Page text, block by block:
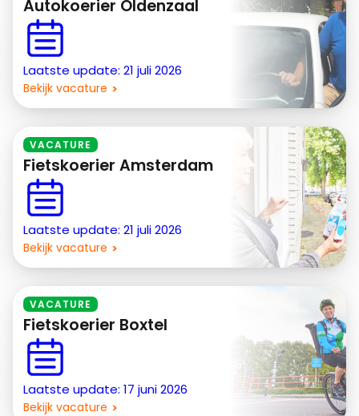
Autokoerier Oldenzaal
Laatste update: 21 juli 2026
Bekijk vacature
VACATURE
Fietskoerier Amsterdam
Laatste update: 21 juli 2026
Bekijk vacature
VACATURE
Fietskoerier Boxtel
Laatste update: 17 juni 2026
Bekijk vacature